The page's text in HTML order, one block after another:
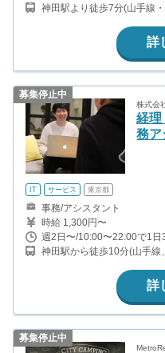
神田駅より徒歩7分(山手線
り徒歩2分(千代田線) 小川
詳
募集停止中
株式会
経理
務ア
IT サービス 東京都
事務/アシスタント
時給 1,300円〜
週2日〜/10:00〜22:00で1日
神田駅から徒歩10分(山手線
座線、半蔵門線) 又は溜池
詳
募集停止中